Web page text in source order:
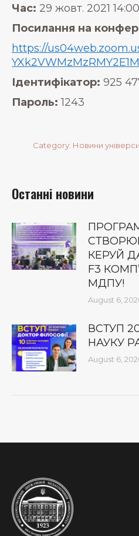
Час: 29 жовт. 2021 14:00
Посилання на
https://
Ідентифікатор: 925
Пароль: 1243
Category: Новини
Останні новини
КЕРУЙ
F3
МДПУ!
August 6,
ВСТУП
НАУКУ
August 6,